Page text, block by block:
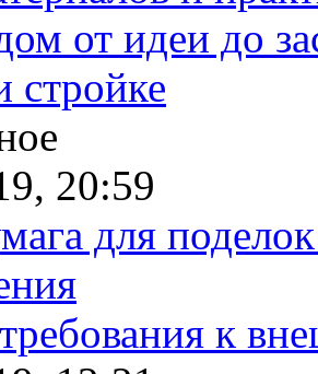
от идеи до
стройке
20:59
для
к